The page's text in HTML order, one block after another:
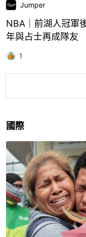
Jumper
NBA｜前湖人冠軍
年與占士再成隊友
1
國際